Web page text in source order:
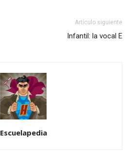
Artículo siguiente
Infantil: la vocal E
Escuelapedia